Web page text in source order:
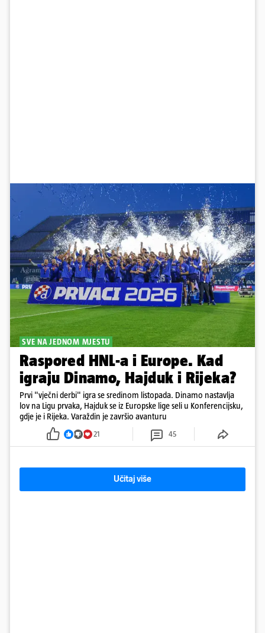
SVE NA JEDNOM MJESTU
Raspored HNL-a i Europe. Kad
igraju Dinamo, Hajduk i Rijeka?
Prvi "vječni derbi" igra se sredinom listopada. Dinamo nastavlja
lov na Ligu prvaka, Hajduk se iz Europske lige seli u Konferencijsku,
gdje je i Rijeka. Varaždin je završio avanturu
21 45
Učitaj više